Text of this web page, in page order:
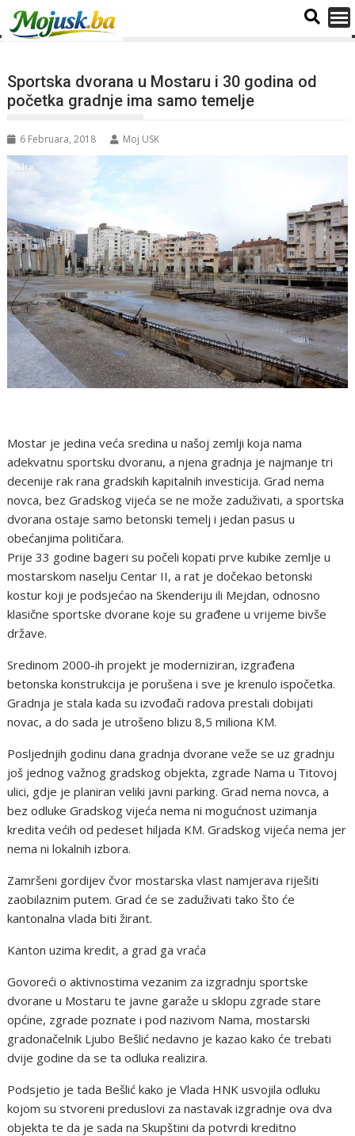
Sportska dvorana u Mostaru i 30 godina od
početka gradnje ima samo temelje
6 Februara, 2018 Moj USK
Mostar je jedina veća sredina u našoj zemlji koja nama
adekvatnu sportsku dvoranu, a njena gradnja je najmanje tri
decenije rak rana gradskih kapitalnih investicija. Grad nema
novca, bez Gradskog vijeća se ne može zaduživati, a sportska
dvorana ostaje samo betonski temelj i jedan pasus u
obećanjima političara.
Prije 33 godine bageri su počeli kopati prve kubike zemlje u
mostarskom naselju Centar II, a rat je dočekao betonski
kostur koji je podsjećao na Skenderiju ili Mejdan, odnosno
klasične sportske dvorane koje su građene u vrijeme bivše
države.
Sredinom 2000-ih projekt je moderniziran, izgrađena
betonska konstrukcija je porušena i sve je krenulo ispočetka.
Gradnja je stala kada su izvođači radova prestali dobijati
novac, a do sada je utrošeno blizu 8,5 miliona KM.
Posljednjih godinu dana gradnja dvorane veže se uz gradnju
još jednog važnog gradskog objekta, zgrade Nama u Titovoj
ulici, gdje je planiran veliki javni parking. Grad nema novca, a
bez odluke Gradskog vijeća nema ni mogućnost uzimanja
kredita većih od pedeset hiljada KM. Gradskog vijeća nema jer
nema ni lokalnih izbora.
Zamršeni gordijev čvor mostarska vlast namjerava riješiti
zaobilaznim putem. Grad će se zaduživati tako što će
kantonalna vlada biti žirant.
Kanton uzima kredit, a grad ga vraća
Govoreći o aktivnostima vezanim za izgradnju sportske
dvorane u Mostaru te javne garaže u sklopu zgrade stare
općine, zgrade poznate i pod nazivom Nama, mostarski
gradonačelnik Ljubo Bešlić nedavno je kazao kako će trebati
dvije godine da se ta odluka realizira.
Podsjetio je tada Bešlić kako je Vlada HNK usvojila odluku
kojom su stvoreni preduslovi za nastavak izgradnje ova dva
objekta te da je sada na Skupštini da potvrdi kreditno